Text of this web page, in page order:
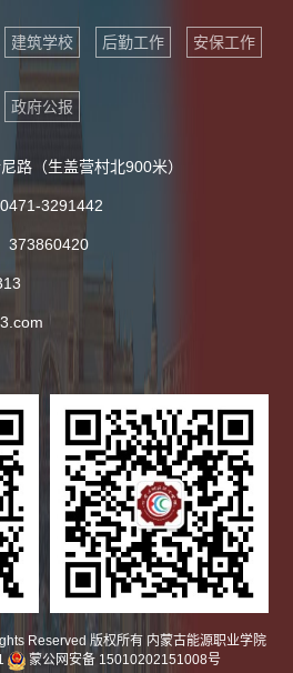
建筑学校 后勤工作 安保工作
政府公报
路（生盖营村北900米）
3291442
373860420
Reserved 版权所有 内蒙古能源职业学院
蒙公网安备 15010202151008号